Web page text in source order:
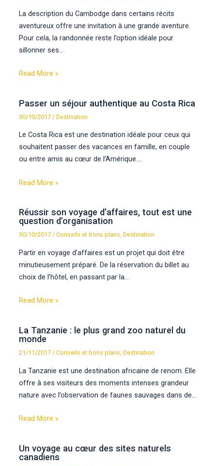
La description du Cambodge dans certains récits
aventureux offre une invitation à une grande aventure.
Pour cela, la randonnée reste l’option idéale pour
sillonner ses…
Read More »
Passer un séjour authentique au Costa Rica
30/10/2017 /Destination
Le Costa Rica est une destination idéale pour ceux qui
souhaitent passer des vacances en famille, en couple
ou entre amis au cœur de l’Amérique.…
Read More »
Réussir son voyage d’affaires, tout est une
question d’organisation
30/10/2017/Conseils et bons plans,Destination
Partir en voyage d’affaires est un projet qui doit être
minutieusement préparé. De la réservation du billet au
choix de l’hôtel, en passant par la…
Read More »
La Tanzanie : le plus grand zoo naturel du
monde
21/11/2017/Conseils et bons plans,Destination
La Tanzanie est une destination africaine de renom. Elle
offre à ses visiteurs des moments intenses grandeur
nature avec l’observation de faunes sauvages dans de…
Read More »
Un voyage au cœur des sites naturels
canadiens